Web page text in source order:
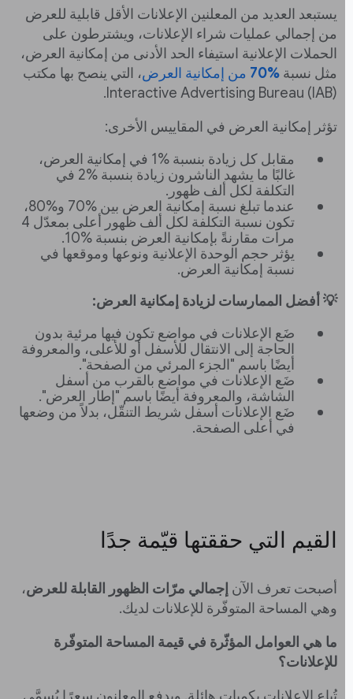
يستبعد العديد من المعلنين الإعلانات الأقل قابلية للعرض
من إجمالي عمليات شراء الإعلانات، ويشترطون على
الحملات الإعلانية استيفاء الحد الأدنى من إمكانية العرض،
مثل نسبة‎70%من إمكانية العرض، التي ينصح بها مكتب
Interactive Advertising Bureau (IAB).
تؤثر إمكانية العرض في المقاييس الأخرى:
مقابل كل زيادة بنسبة ‎1% في إمكانية العرض،
غالبًا ما يشهد الناشرون زيادة بنسبة ‎2% في
التكلفة لكل ألف ظهور.
عندما تبلغ نسبة إمكانية العرض بين ‎70% و‎80%،
تكون نسبة التكلفة لكل ألف ظهور أعلى بمعدّل 4
مرات مقارنةً بإمكانية العرض بنسبة ‎10%.
يؤثر حجم الوحدة الإعلانية ونوعها وموقعها في
نسبة إمكانية العرض.
💡 أفضل الممارسات لزيادة إمكانية العرض:
ضَع الإعلانات في مواضع تكون فيها مرئية بدون
الحاجة إلى الانتقال للأسفل أو للأعلى، والمعروفة
أيضًا باسم "الجزء المرئي من الصفحة".
ضَع الإعلانات في مواضع بالقرب من أسفل
الشاشة، والمعروفة أيضًا باسم "إطار العرض".
ضَع الإعلانات أسفل شريط التنقّل، بدلاً من وضعها
في أعلى الصفحة.
القيم التي حققتها قيّمة جدًا
أصبحت تعرف الآنإجمالي مرّات الظهور القابلة للعرض،
وهي المساحة المتوفّرة للإعلانات لديك.
ما هي العوامل المؤثّرة في قيمة المساحة المتوفّرة
للإعلانات؟